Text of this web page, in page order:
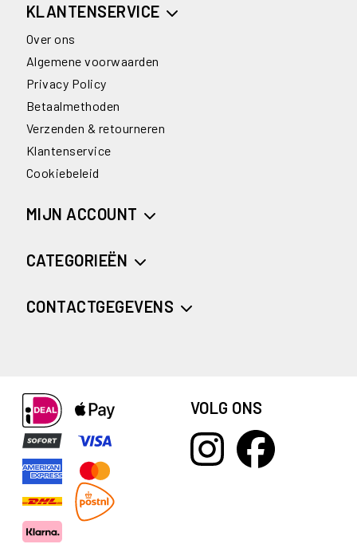
KLANTENSERVICE
Over ons
Algemene voorwaarden
Privacy Policy
Betaalmethoden
Verzenden & retourneren
Klantenservice
Cookiebeleid
MIJN ACCOUNT
CATEGORIEËN
CONTACTGEGEVENS
VOLG ONS